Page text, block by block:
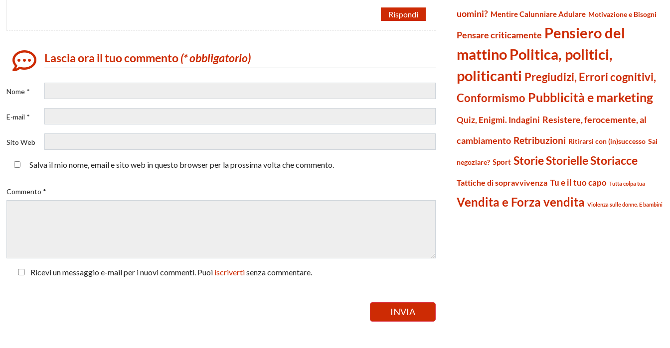
Rispondi
Lascia ora il tuo commento(* obbligatorio)
Nome *
E-mail *
Sito Web
Salva il mio nome, email e sito web in questo browser per la prossima volta che commento.
Commento *
Ricevi un messaggio e-mail per i nuovi commenti. Puoi iscrivertisenza commentare.
uomini? Mentire Calunniare Adulare Motivazione e Bisogni
Pensare criticamente Pensiero del
mattino Politica, politici,
politicanti Pregiudizi, Errori cognitivi,
Conformismo Pubblicità e marketing
Quiz, Enigmi. Indagini Resistere, ferocemente, al
cambiamento Retribuzioni Ritirarsi con (in)successo Sai
negoziare? Sport Storie Storielle Storiacce
Tattiche di sopravvivenza Tu e il tuo capo Tutta colpa tua
Vendita e Forza vendita Violenza sulle donne. E bambini